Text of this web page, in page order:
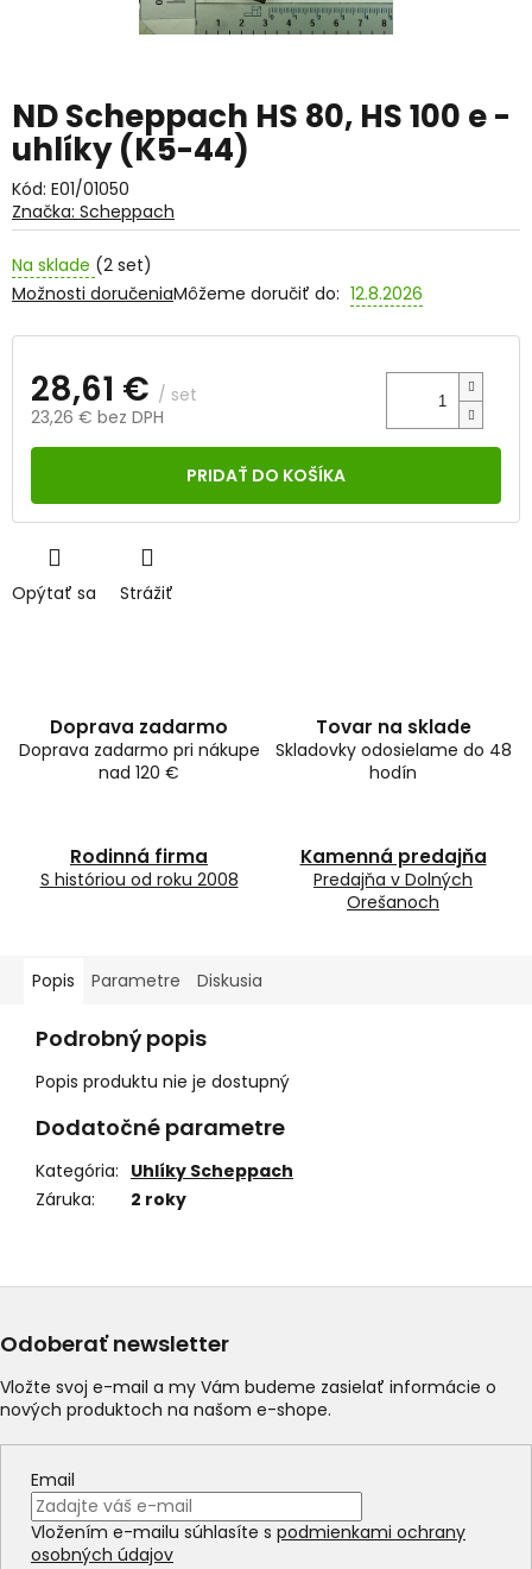
ND Scheppach HS 80, HS 100 e -
uhlíky (K5-44)
Kód: E01/01050
Na sklade (2 set)
Môžeme doručiť do: 12.8.2026
Možnosti doručenia
28,61 € / set
23,26 € bez DPH
Jednotková
PRIDAŤ DO KOŠÍKA
Opýtať sa Strážiť
Značka: Scheppach
Doprava zadarmo
Doprava zadarmo pri nákupe
nad 120 €
Tovar na sklade
Skladovky odosielame do 48
hodín
Rodinná firma
S históriou od roku 2008
Kamenná predajňa
Predajňa v Dolných
Orešanoch
Popis Parametre Diskusia
Podrobný popis
Popis produktu nie je dostupný
Dodatočné parametre
Kategória: Uhlíky Scheppach
Záruka: 2 roky
Odoberať newsletter
Vložte svoj e-mail a my Vám budeme zasielať informácie o
nových produktoch na našom e-shope.
Email
Vložením e-mailu súhlasíte s podmienkami ochrany
osobných údajov